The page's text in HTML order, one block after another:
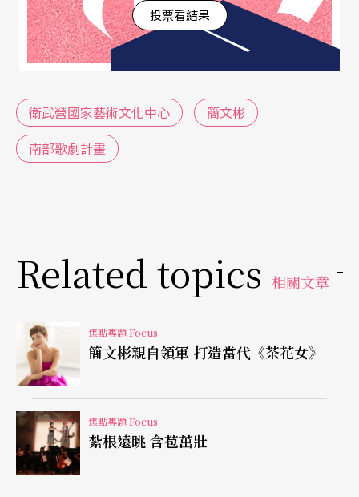
需要作區隔——沒有「南部歌劇計畫」，只有「衛
武營歌劇計畫」。我們是屬於國家表演藝術中心的
一員，是國家層級的藝文單位，服務的對象是全台
灣的民眾、表演團隊與藝術人才。的確，衛武營位
居南部，所以我們在地量身打造，與當地建立情
感，例如社區經營、推廣、與教育結合都是一定會
A：國家表演藝術中心成立的一個重要政策，就是三
自有藝術或經營上的特色，但我們也希望常常有聯
繫。舉例來說，兩廳院這幾年舉辦的TIFA台灣國際
藝術節，就將會是三個場館之間連結的橋梁。最晚
二○一八年就可以期待TIFA節目在北中南三個地方
發生，透過這個架構，三個地方也可以各自互相把
在地的節目推到其他場館。
投票看結果
衛武營國家藝術文化中心
簡文彬
南部歌劇計畫
Related topics 相關文章
焦點專題 Focus
簡文彬親自領軍 打造當代《茶花女》
焦點專題 Focus
紮根遠眺 含苞茁壯